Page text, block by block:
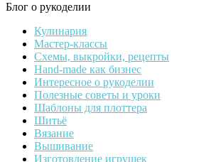
Блог о рукоделии
Кулинария
Мастер-классы
Схемы, выкройки, рецепты
Hand-made как бизнес
Интересное о рукоделии
Полезные советы и уроки
Шаблоны для плоттера
Шитьё
Вязание
Вышивание
Изготовление игрушек